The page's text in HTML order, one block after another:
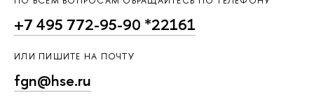
+7 495 772-95-90 *22161
ИЛИ ПИШИТЕ НА ПОЧТУ
fgn@hse.ru